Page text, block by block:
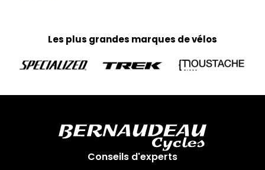
Pour vos équipements lourds, nous faisons appel au
Votre colis vous parviendra en moyenne sous 3 à 10 jours
ouvrés. (Pas d’expédition les week-ends et jours fériés)
d'erreur de notre part. Pour toute question, n'hésitez pas à
nous contacter au 0251064787 ou par e-mail à
Les plus grandes marques de vélos
Conseils d'experts